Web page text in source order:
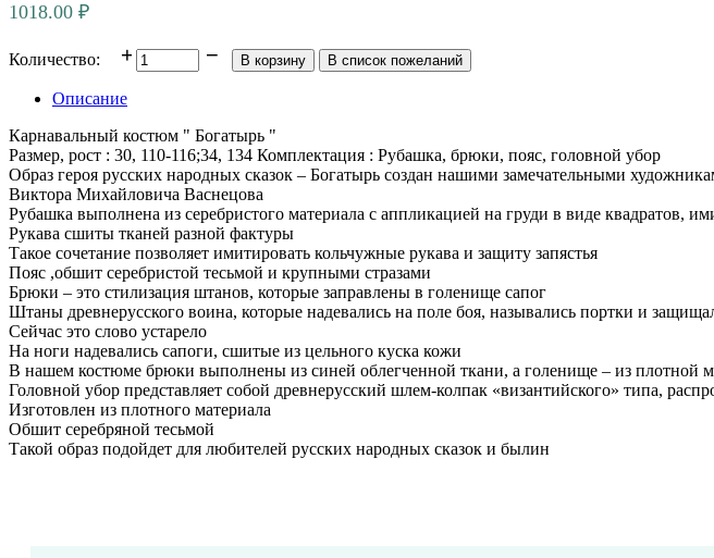
1018.00 ₽
Количество:
Описание
Карнавальный костюм " Богатырь "
Размер, рост : 30, 110-116;34, 134 Комплектация : Рубашка, брюки, пояс, головной убор
Образ героя русских народных сказок – Богатырь создан нашими замечательными
Виктора Михайловича Васнецова
Рубашка выполнена из серебристого материала с аппликацией на груди в виде квадратов,
Рукава сшиты тканей разной фактуры
Такое сочетание позволяет имитировать кольчужные рукава и защиту запястья
Пояс ,обшит серебристой тесьмой и крупными стразами
Брюки – это стилизация штанов, которые заправлены в голенище сапог
Штаны древнерусского воина, которые надевались на поле боя, назывались портки и
Сейчас это слово устарело
На ноги надевались сапоги, сшитые из цельного куска кожи
В нашем костюме брюки выполнены из синей облегченной ткани, а голенище – из плотной
Головной убор представляет собой древнерусский шлем-колпак «византийского» типа,
Изготовлен из плотного материала
Обшит серебряной тесьмой
Такой образ подойдет для любителей русских народных сказок и былин